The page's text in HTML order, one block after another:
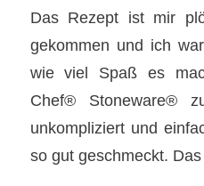
Das Rezept ist mir
gekommen und ich
wie viel Spaß es
Chef® Stoneware®
unkompliziert und
so gut geschmeckt. Das